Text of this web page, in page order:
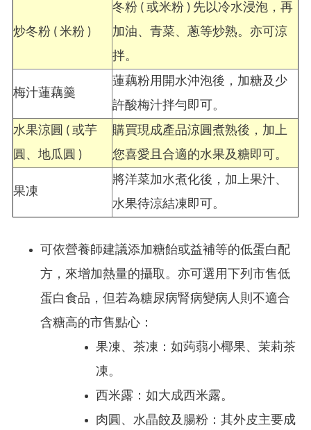
炒冬粉 ( 米粉 )
冬粉 ( 或米粉 ) 先以冷水浸泡，再
加油、青菜、蔥等炒熟。亦可涼
拌。
梅汁蓮藕羹
蓮藕粉用開水沖泡後，加糖及少
許酸梅汁拌勻即可。
水果涼圓 ( 或芋
圓、地瓜圓 )
購買現成產品涼圓煮熟後，加上
您喜愛且合適的水果及糖即可。
果凍
將洋菜加水煮化後，加上果汁、
水果待涼結凍即可。
可依營養師建議添加糖飴或益補等的低蛋白配
方，來增加熱量的攝取。亦可選用下列市售低
蛋白食品，但若為糖尿病腎病變病人則不適合
含糖高的市售點心：
果凍、茶凍：如蒟蒻小椰果、茉莉茶
凍。
西米露：如大成西米露。
肉圓、水晶餃及腸粉：其外皮主要成